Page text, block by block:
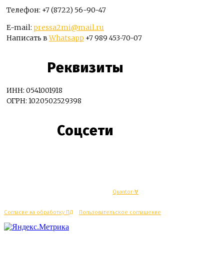
Телефон: +7 (8722) 56-90-47
E-mail: pressa2mi@mail.ru
Написать вWhatsapp +7 989 453-70-07
Реквизиты
ИНН: 0541001918
ОГРН: 1020502529398
Соцсети
Quantor-∀
Согласие на обработку ПД Пользовательское соглашение